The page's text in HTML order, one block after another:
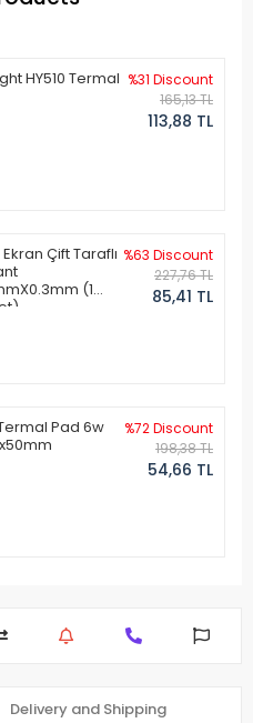
HY510 Termal %31 Discount
165,13 TL
113,88 TL
Çift Taraflı
(1
%63 Discount
227,76 TL
85,41 TL
Pad 6w
%72 Discount
198,38 TL
54,66 TL
Delivery and Shipping